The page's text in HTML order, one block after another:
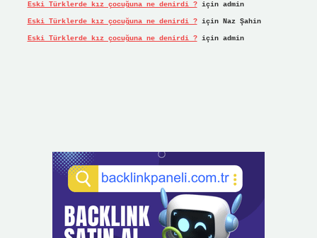
Eski Türklerde kız çocuğuna ne denirdi ?için admin
Eski Türklerde kız çocuğuna ne denirdi ?için Naz Şahin
Eski Türklerde kız çocuğuna ne denirdi ?için admin